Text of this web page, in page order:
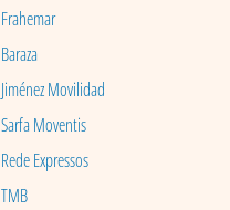
Frahemar
Baraza
Jiménez Movilidad
Sarfa Moventis
Rede Expressos
TMB